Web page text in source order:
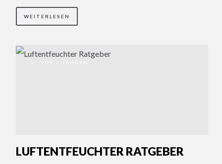
WEITERLESEN
VOR 3 JAHREN
LUFTENTFEUCHTER RATGEBER